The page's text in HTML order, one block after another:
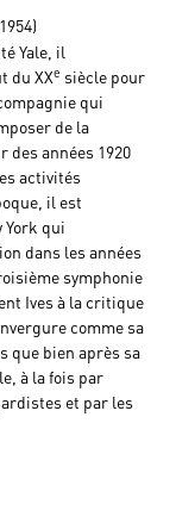
Yale, il
du XXe siècle pour
qui
de la
années 1920
activités
il est
York qui
dans les années
symphonie
Ives à la critique
comme sa
que bien après sa
à la fois par
et par les